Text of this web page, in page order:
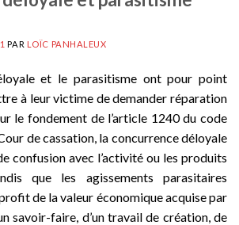
PAR LOÏC PANHALEUX
et le parasitisme ont pour point
à leur victime de demander réparation
le fondement de l’article 1240 du code
de cassation, la concurrence déloyale
confusion avec l’activité ou les produits
que les agissements parasitaires
de la valeur économique acquise par
savoir-faire, d’un travail de création, de